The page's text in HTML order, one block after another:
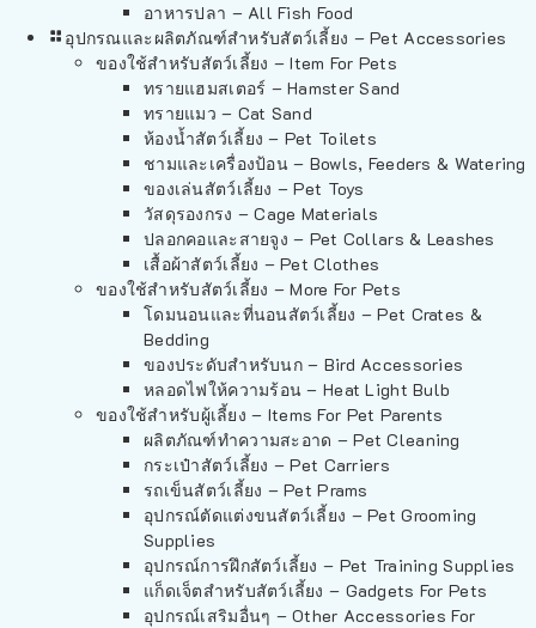
อาหารปลา – All Fish Food
อุปกรณและผลิตภัณฑ์สำหรับสัตว์เลี้ยง – Pet Accessories
ของใช้สำหรับสัตว์เลี้ยง – Item For Pets
ทรายแฮมสเตอร์ – Hamster Sand
ทรายแมว – Cat Sand
ห้องน้ำสัตว์เลี้ยง – Pet Toilets
ชามและเครื่องป้อน – Bowls, Feeders & Watering
ของเล่นสัตว์เลี้ยง – Pet Toys
วัสดุรองกรง – Cage Materials
ปลอกคอและสายจูง – Pet Collars & Leashes
เสื้อผ้าสัตว์เลี้ยง – Pet Clothes
ของใช้สำหรับสัตว์เลี้ยง – More For Pets
โดมนอนและที่นอนสัตว์เลี้ยง – Pet Crates &
Bedding
ของประดับสำหรับนก – Bird Accessories
หลอดไฟให้ความร้อน – Heat Light Bulb
ของใช้สำหรับผู้เลี้ยง – Items For Pet Parents
ผลิตภัณฑ์ทำความสะอาด – Pet Cleaning
กระเป๋าสัตว์เลี้ยง – Pet Carriers
รถเข็นสัตว์เลี้ยง – Pet Prams
อุปกรณ์ตัดแต่งขนสัตว์เลี้ยง – Pet Grooming
Supplies
อุปกรณ์การฝึกสัตว์เลี้ยง – Pet Training Supplies
แก็ดเจ็ตสำหรับสัตว์เลี้ยง – Gadgets For Pets
อุปกรณ์เสริมอื่นๆ – Other Accessories For